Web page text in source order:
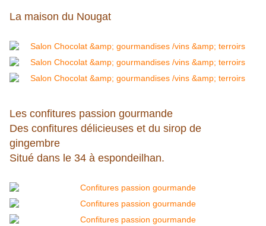
La maison du Nougat
Les confitures passion gourmande
Des confitures délicieuses et du sirop de
gingembre
Situé dans le 34 à espondeilhan.